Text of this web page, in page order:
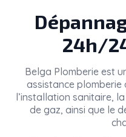
24h/
Belga Plomberie est
assistance plomberie
l’installation sanitaire,
de gaz, ainsi que le